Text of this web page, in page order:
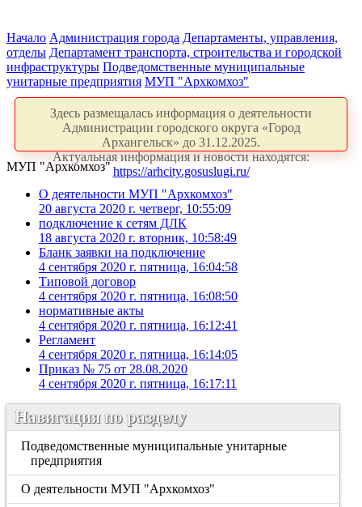
Начало Администрация города Департаменты, управления,
отделы Департамент транспорта, строительства и городской
инфраструктуры Подведомственные муниципальные
унитарные предприятия МУП "Архкомхоз"
Здесь размещалась информация о деятельности
Администрации городского округа «Город
Архангельск» до 31.12.2025.
Актуальная информация и новости находятся:
https://arhcity.gosuslugi.ru/
МУП "Архкомхоз"
О деятельности МУП "Архкомхоз"
20 августа 2020 г. четверг, 10:55:09
подключение к сетям ДЛК
18 августа 2020 г. вторник, 10:58:49
Бланк заявки на подключение
4 сентября 2020 г. пятница, 16:04:58
Типовой договор
4 сентября 2020 г. пятница, 16:08:50
нормативные акты
4 сентября 2020 г. пятница, 16:12:41
Регламент
4 сентября 2020 г. пятница, 16:14:05
Приказ № 75 от 28.08.2020
4 сентября 2020 г. пятница, 16:17:11
Навигация по разделу
Подведомственные муниципальные унитарные
предприятия
О деятельности МУП "Архкомхоз"